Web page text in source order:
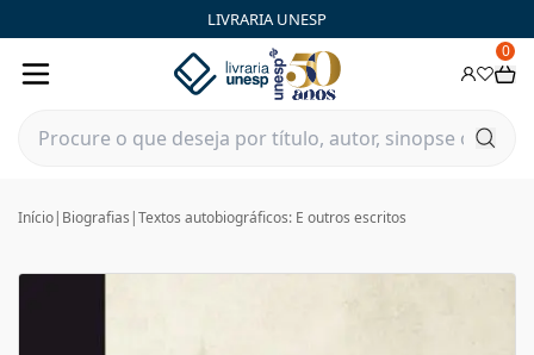
LIVRARIA UNESP
0
Início| Biografias |Textos autobiográficos: E outros escritos